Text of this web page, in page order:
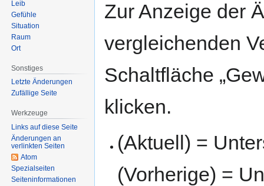
Zur Anzeige der
vergleichenden
Schaltfläche
klicken.
(Aktuell) =
(Vorherige) =
Leib
Gefühle
Situation
Raum
Ort
Sonstiges
Letzte Änderungen
Zufällige Seite
Werkzeuge
Links auf diese Seite
Änderungen an
verlinkten Seiten
Atom
Spezialseiten
Seiten­informationen